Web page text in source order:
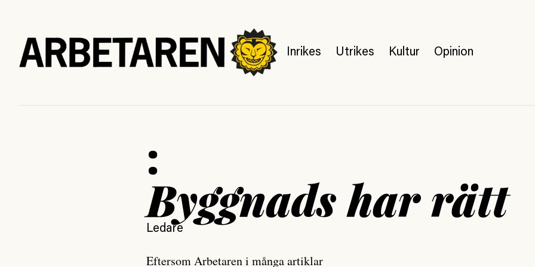
Inrikes Utrikes Kultur Opinion
:
Byggnads har rätt
Ledare
Eftersom Arbetaren i många artiklar